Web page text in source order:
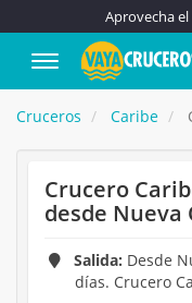
Aprovecha
Cruceros Caribe
Crucero
desde Nueva
Salida: Desde
días. Crucero